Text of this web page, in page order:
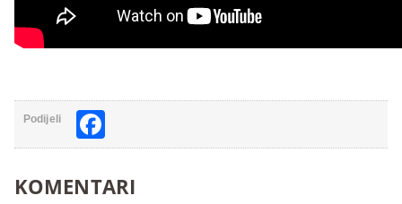
Podijeli
KOMENTARI